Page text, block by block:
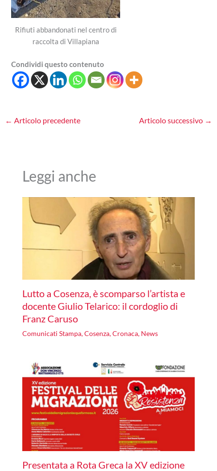
Rifiuti abbandonati nel centro di
raccolta di Villapiana
Condividi questo contenuto
← Articolo precedente Articolo successivo →
Leggi anche
Lutto a Cosenza, è scomparso l’artista e
docente Giulio Telarico: il cordoglio di
Franz Caruso
Comunicati Stampa,Cosenza,Cronaca, News
Presentata a Rota Greca la XV edizione